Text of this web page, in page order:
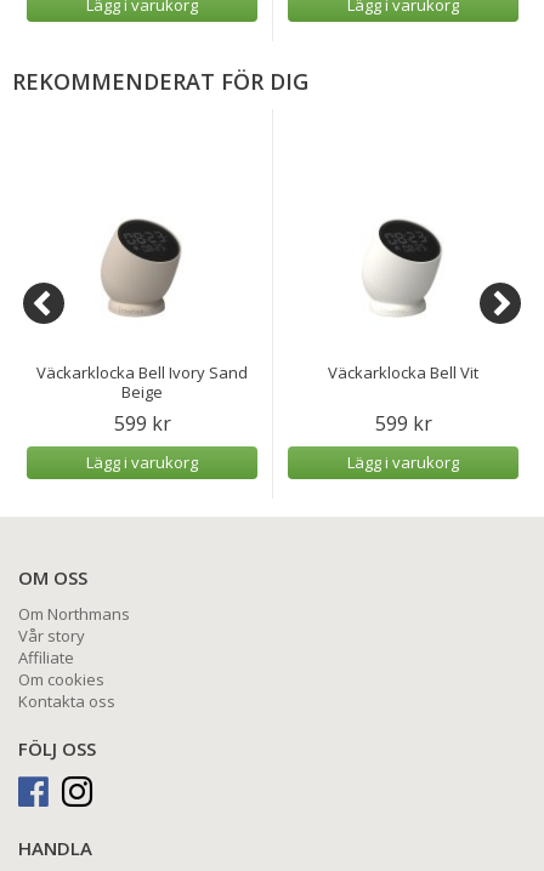
REKOMMENDERAT FÖR DIG
Väckarklocka Bell Ivory Sand
Beige
599 kr
Lägg i varukorg
Väckarklocka Bell Vit
599 kr
Lägg i varukorg
OM OSS
Om Northmans
Vår story
Affiliate
Om cookies
Kontakta oss
FÖLJ OSS
HANDLA